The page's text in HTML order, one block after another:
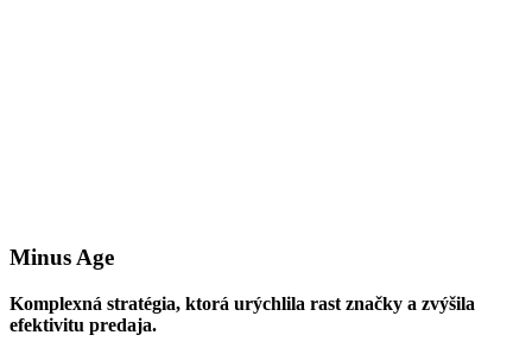
Minus Age
Komplexná stratégia, ktorá urýchlila rast značky a zvýšila
efektivitu predaja.